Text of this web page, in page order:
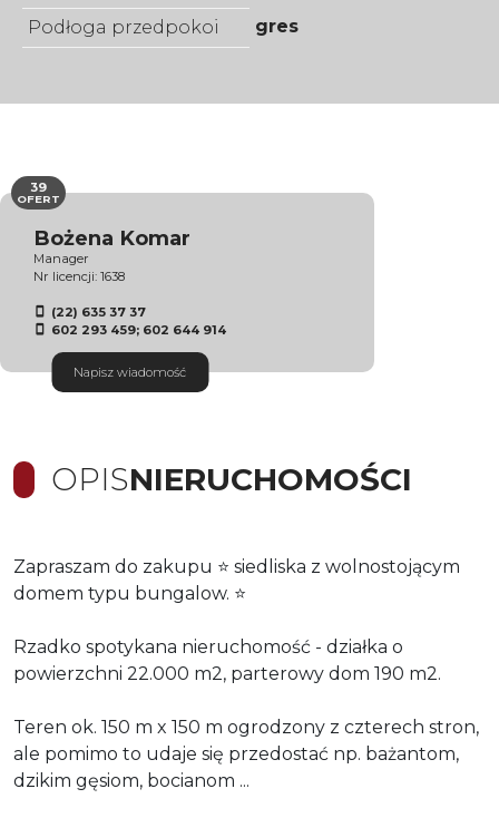
Podłoga przedpokoi
gres
Bożena Komar
Manager
Nr licencji: 1638
(22) 635 37 37
602 293 459; 602 644 914
Napisz wiadomość
39
OFERT
OPISNIERUCHOMOŚCI
Zapraszam do zakupu ⭐️ siedliska z wolnostojącym
domem typu bungalow. ⭐️
Rzadko spotykana nieruchomość - działka o
powierzchni 22.000 m2, parterowy dom 190 m2.
Teren ok. 150 m x 150 m ogrodzony z czterech stron,
ale pomimo to udaje się przedostać np. bażantom,
dzikim gęsiom, bocianom ...